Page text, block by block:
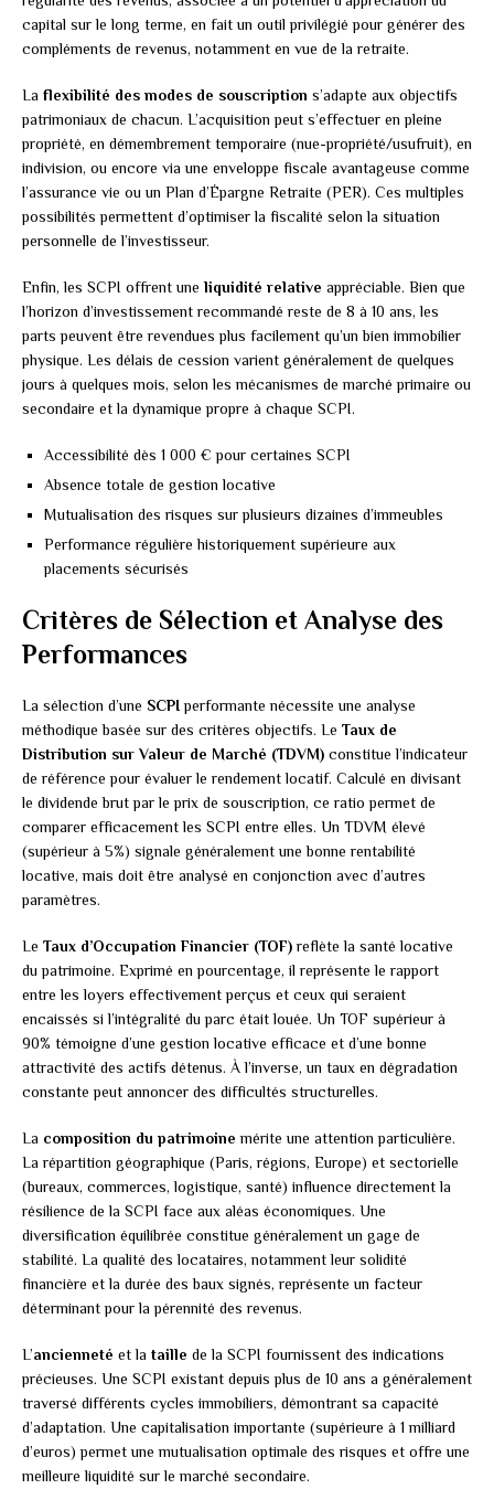
capital sur le long terme, en fait un outil privilégié pour générer des
compléments de revenus, notamment en vue de la retraite.
La flexibilité des modes de souscription s’adapte aux objectifs
patrimoniaux de chacun. L’acquisition peut s’effectuer en pleine
propriété, en démembrement temporaire (nue-propriété/usufruit), en
indivision, ou encore via une enveloppe fiscale avantageuse comme
l’assurance vie ou un Plan d’Épargne Retraite (PER). Ces multiples
possibilités permettent d’optimiser la fiscalité selon la situation
personnelle de l’investisseur.
Enfin, les SCPI offrent une liquidité relative appréciable. Bien que
l’horizon d’investissement recommandé reste de 8 à 10 ans, les
parts peuvent être revendues plus facilement qu’un bien immobilier
physique. Les délais de cession varient généralement de quelques
jours à quelques mois, selon les mécanismes de marché primaire ou
secondaire et la dynamique propre à chaque SCPI.
Accessibilité dès 1 000 € pour certaines SCPI
Absence totale de gestion locative
Mutualisation des risques sur plusieurs dizaines d’immeubles
Performance régulière historiquement supérieure aux
placements sécurisés
Critères de Sélection et Analyse des
Performances
La sélection d’une SCPI performante nécessite une analyse
méthodique basée sur des critères objectifs. Le Taux de
Distribution sur Valeur de Marché (TDVM) constitue l’indicateur
de référence pour évaluer le rendement locatif. Calculé en divisant
le dividende brut par le prix de souscription, ce ratio permet de
comparer efficacement les SCPI entre elles. Un TDVM élevé
(supérieur à 5%) signale généralement une bonne rentabilité
locative, mais doit être analysé en conjonction avec d’autres
paramètres.
Le Taux d’Occupation Financier (TOF)reflète la santé locative
du patrimoine. Exprimé en pourcentage, il représente le rapport
entre les loyers effectivement perçus et ceux qui seraient
encaissés si l’intégralité du parc était louée. Un TOF supérieur à
90% témoigne d’une gestion locative efficace et d’une bonne
attractivité des actifs détenus. À l’inverse, un taux en dégradation
constante peut annoncer des difficultés structurelles.
La composition du patrimoine mérite une attention particulière.
La répartition géographique (Paris, régions, Europe) et sectorielle
(bureaux, commerces, logistique, santé) influence directement la
résilience de la SCPI face aux aléas économiques. Une
diversification équilibrée constitue généralement un gage de
stabilité. La qualité des locataires, notamment leur solidité
financière et la durée des baux signés, représente un facteur
déterminant pour la pérennité des revenus.
L’ancienneté et la taille de la SCPI fournissent des indications
précieuses. Une SCPI existant depuis plus de 10 ans a généralement
traversé différents cycles immobiliers, démontrant sa capacité
d’adaptation. Une capitalisation importante (supérieure à 1 milliard
d’euros) permet une mutualisation optimale des risques et offre une
meilleure liquidité sur le marché secondaire.